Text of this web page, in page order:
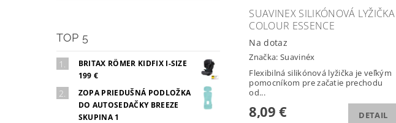
TOP 5
BRITAX RÖMER KIDFIX I-SIZE
199 €
ZOPA PRIEDUŠNÁ PODLOŽKA
DO AUTOSEDAČKY BREEZE
SKUPINA 1
SUAVINEX SILIKÓNOVÁ LYŽIČKA
COLOUR ESSENCE
Na dotaz
Značka: Suavinéx
Flexibilná silikónová lyžička je veľkým
pomocníkom pre začatie prechodu
od...
8,09 € DETAIL